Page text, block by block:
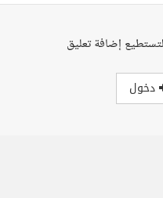
إضافة تعليق
دخول